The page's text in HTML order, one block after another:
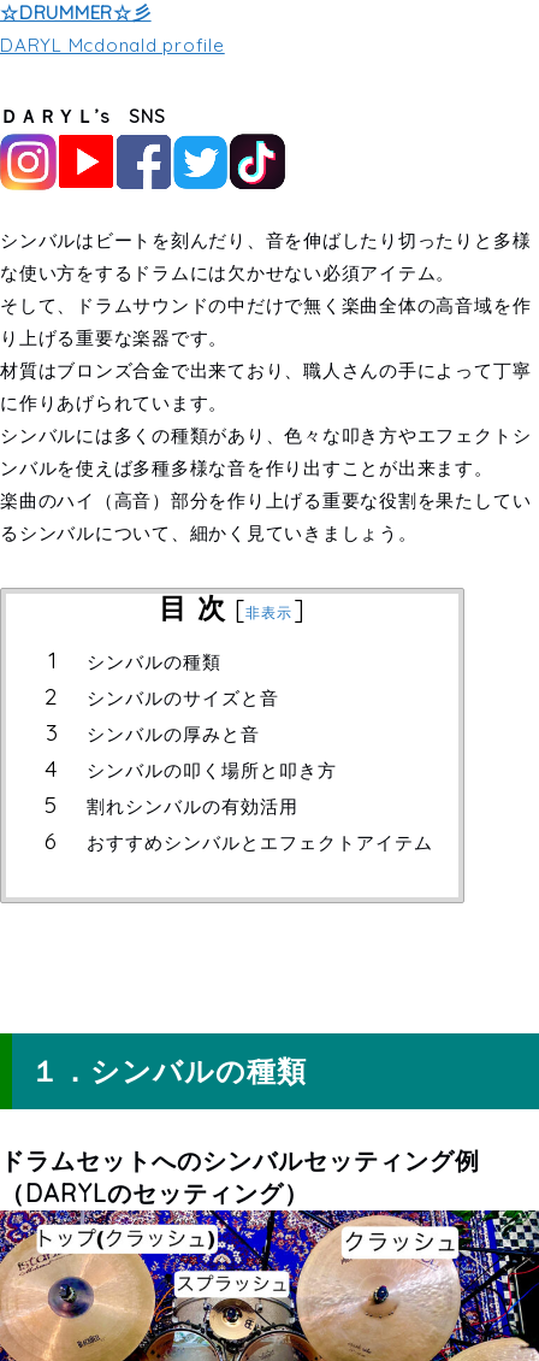
☆DRUMMER☆彡
DARYL Mcdonald profile
ＤＡＲＹＬ’s SNS
シンバルはビートを刻んだり、音を伸ばしたり切ったりと多様
な使い方をするドラムには欠かせない必須アイテム。
そして、ドラムサウンドの中だけで無く楽曲全体の高音域を作
り上げる重要な楽器です。
材質はブロンズ合金で出来ており、職人さんの手によって丁寧
に作りあげられています。
シンバルには多くの種類があり、色々な叩き方やエフェクトシ
ンバルを使えば多種多様な音を作り出すことが出来ます。
楽曲のハイ（高音）部分を作り上げる重要な役割を果たしてい
るシンバルについて、細かく見ていきましょう。
目 次 [非表示 ]
シンバルの種類
シンバルのサイズと音
シンバルの厚みと音
シンバルの叩く場所と叩き方
割れシンバルの有効活用
おすすめシンバルとエフェクトアイテム
１．シンバルの種類
ドラムセットへのシンバルセッティング例
（DARYLのセッティング）